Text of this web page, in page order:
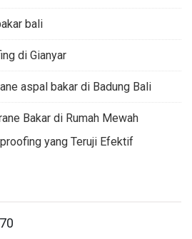
bali
di Gianyar
aspal bakar di Badung Bali
Bakar di Rumah Mewah
yang Teruji Efektif